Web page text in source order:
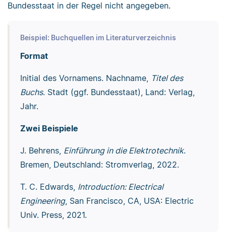
Bundesstaat in der Regel nicht angegeben.
Beispiel: Buchquellen im Literaturverzeichnis
Format
Initial des Vornamens. Nachname, Titel des
Buchs. Stadt (ggf. Bundesstaat), Land: Verlag,
Jahr.
Zwei Beispiele
J. Behrens, Einführung in die Elektrotechnik.
Bremen, Deutschland: Stromverlag, 2022.
T. C. Edwards, Introduction: Electrical
Engineering, San Francisco, CA, USA: Electric
Univ. Press, 2021.